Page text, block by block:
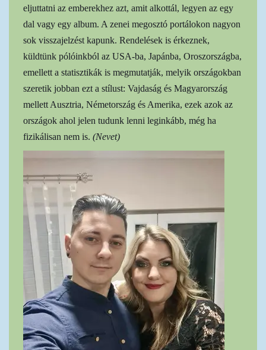
eljuttatni az emberekhez azt, amit alkottál, legyen az egy
dal vagy egy album. A zenei megosztó portálokon nagyon
sok visszajelzést kapunk. Rendelések is érkeznek,
küldtünk pólóinkból az USA-ba, Japánba, Oroszországba,
emellett a statisztikák is megmutatják, melyik országokban
szeretik jobban ezt a stílust: Vajdaság és Magyarország
mellett Ausztria, Németország és Amerika, ezek azok az
országok ahol jelen tudunk lenni leginkább, még ha
fizikálisan nem is. (Nevet)